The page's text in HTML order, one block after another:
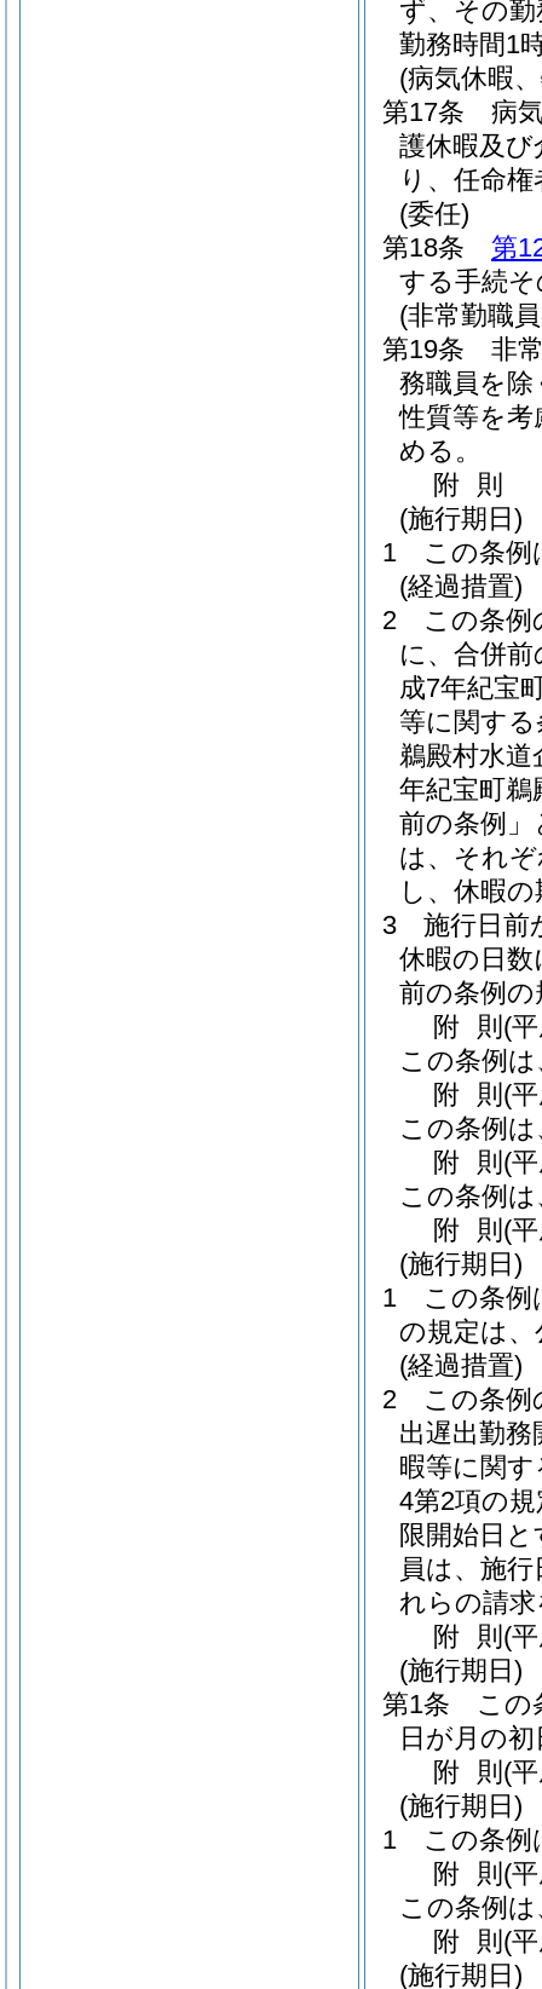
ず、その
勤務時間1
(病気休暇
第17条
病
護休暇及
り、任命
(委任)
第18条
第
する手続
(非常勤職
第19条
非
務職員を除
性質等を
める。
附 則
(施行期日)
1
この条例
(経過措置)
2
この条例
に、合併
成7年紀宝
等に関する
鵜殿村水道
年紀宝町鵜
前の条例
は、それ
し、休暇
3
施行日前
休暇の日
前の条例
附 則 (
この条例
附 則 (
この条例
附 則 (
この条例
附 則 (
(施行期日)
1
この条例
の規定は
(経過措置)
2
この条例
出遅出勤
暇等に関
4第2項の
限開始日
員は、施
れらの請
附 則 (
(施行期日)
第1条
この
日が月の
附 則 (
(施行期日)
1
この条例
附 則 (
この条例
附 則 (
(施行期日)